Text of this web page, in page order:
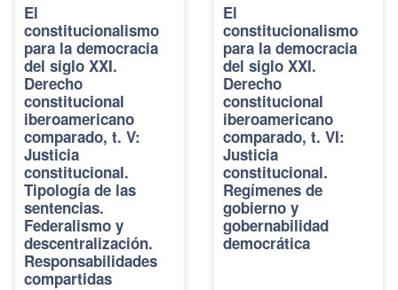
El
constitucionalismo
para la democracia
del siglo XXI.
Derecho
constitucional
iberoamericano
comparado, t. V:
Justicia
constitucional.
Tipología de las
sentencias.
Federalismo y
descentralización.
Responsabilidades
compartidas
El
constitucionalismo
para la democracia
del siglo XXI.
Derecho
constitucional
iberoamericano
comparado, t. VI:
Justicia
constitucional.
Regímenes de
gobierno y
gobernabilidad
democrática